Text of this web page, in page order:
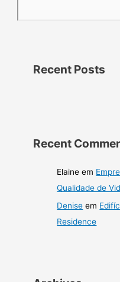
Recent Posts
Recent
Elaine em
Qualidade de
Denise em
Residence